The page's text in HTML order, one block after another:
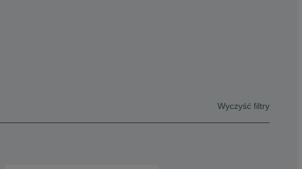
Wyczyść filtry